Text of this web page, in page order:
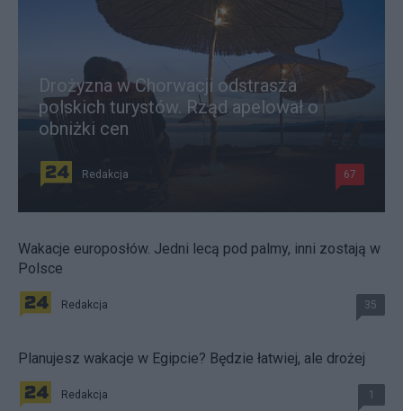
Drożyzna w Chorwacji odstrasza
polskich turystów. Rząd apelował o
obniżki cen
Redakcja 67
Wakacje europosłów. Jedni lecą pod palmy, inni zostają w
Polsce
Redakcja 35
Planujesz wakacje w Egipcie? Będzie łatwiej, ale drożej
Redakcja 1